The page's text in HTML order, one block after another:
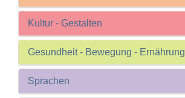
Kultur - Gestalten
Gesundheit - Bewegung - Ernährung
Sprachen